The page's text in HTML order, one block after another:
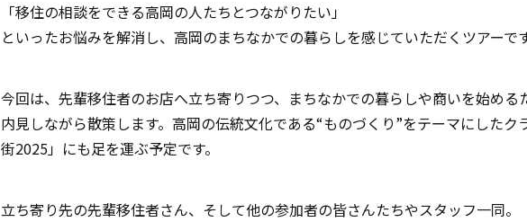
「移住の相談をできる高岡の人たちとつながりたい」
といったお悩みを解消し、高岡のまちなかでの暮らしを感じていただくツアーで
今回は、先輩移住者のお店へ立ち寄りつつ、まちなかでの暮らしや商いを始める
内見しながら散策します。高岡の伝統文化である“ものづくり”をテーマにしたク
街2025」にも足を運ぶ予定です。
立ち寄り先の先輩移住者さん、そして他の参加者の皆さんたちやスタッフ一同。